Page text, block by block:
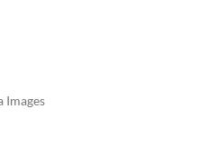
Images